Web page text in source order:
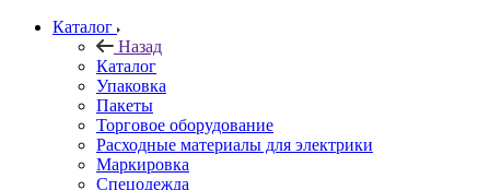
Каталог
Назад
Каталог
Упаковка
Пакеты
Торговое оборудование
Расходные материалы для электрики
Маркировка
Спецодежда